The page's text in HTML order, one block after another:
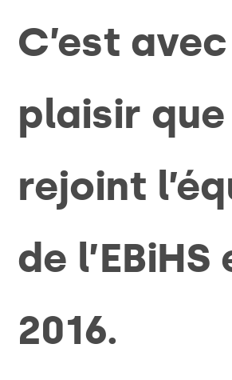
C’est avec
plaisir que
rejoint
de l’EBiHS
2016.